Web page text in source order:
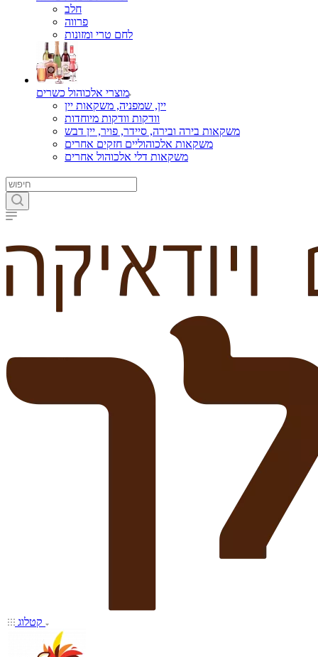
חלב
פרווה
לחם טרי ומזונות
מוצרי אלכוהול כשרים
יין, שמפניה, משקאות יין
וודקות וודקות מיוחדות
משקאות בירה ובירה, סיידר, פויר, יין דבש
משקאות אלכוהוליים חזקים אחרים
משקאות דלי אלכוהול אחרים